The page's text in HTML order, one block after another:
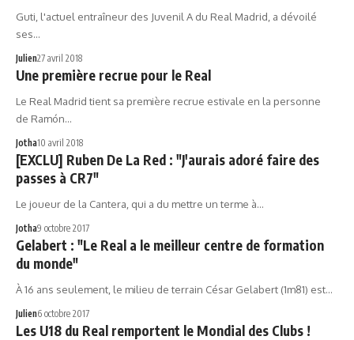
Guti, l'actuel entraîneur des Juvenil A du Real Madrid, a dévoilé
ses…
Julien27 avril 2018
Une première recrue pour le Real
Le Real Madrid tient sa première recrue estivale en la personne
de Ramón…
Jotha10 avril 2018
[EXCLU] Ruben De La Red : "J'aurais adoré faire des
passes à CR7"
Le joueur de la Cantera, qui a du mettre un terme à…
Jotha9 octobre 2017
Gelabert : "Le Real a le meilleur centre de formation
du monde"
À 16 ans seulement, le milieu de terrain César Gelabert (1m81) est…
Julien6 octobre 2017
Les U18 du Real remportent le Mondial des Clubs !